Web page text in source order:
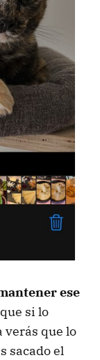
ese
si lo
verás que lo
sacado el